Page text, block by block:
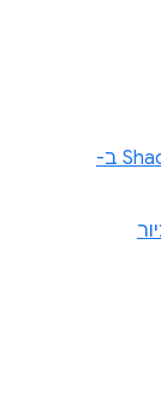
שיפורים במשך הזמן לקימפול של Shader ב-